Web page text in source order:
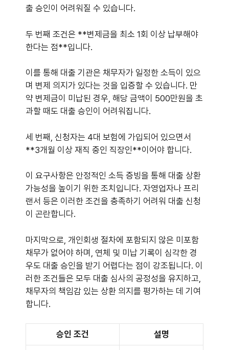
출 승인이 어려워질 수 있습니다.
두 번째 조건은 **변제금을 최소 1회 이상 납부해야
한다는 점**입니다.
이를 통해 대출 기관은 채무자가 일정한 소득이 있으
며 변제 의지가 있다는 것을 입증할 수 있습니다. 만
약 변제금이 미납된 경우, 해당 금액이 500만원을 초
과할 때도 대출 승인이 어려워집니다.
세 번째, 신청자는 4대 보험에 가입되어 있으면서
**3개월 이상 재직 중인 직장인**이어야 합니다.
이 요구사항은 안정적인 소득 증빙을 통해 대출 상환
가능성을 높이기 위한 조치입니다. 자영업자나 프리
랜서 등은 이러한 조건을 충족하기 어려워 대출 신청
이 곤란합니다.
마지막으로, 개인회생 절차에 포함되지 않은 미포함
채무가 없어야 하며, 연체 및 미납 기록이 심각한 경
우도 대출 승인을 받기 어렵다는 점이 강조됩니다. 이
러한 조건들은 모두 대출 심사의 공정성을 유지하고,
채무자의 책임감 있는 상환 의지를 평가하는 데 기여
합니다.
승인 조건 설명